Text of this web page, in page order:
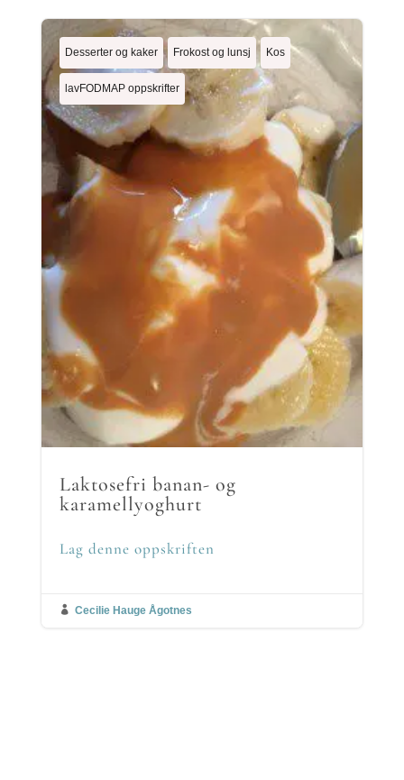
Desserter og kaker Frokost og lunsj Kos
lavFODMAP oppskrifter
Laktosefri banan- og
karamellyoghurt
Lag denne oppskriften
 Cecilie Hauge Ågotnes